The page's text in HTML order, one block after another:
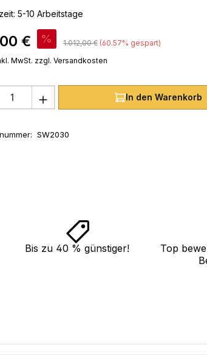
5-10 Arbeitstage
€ % Regulärer Preis:
1.012,00 € (60.57% gespart)
MwSt. zzgl. Versandkosten
Anzahl: Gib denIn den Warenkorb
SW2030
Bis zu 40 % günstiger!
Top